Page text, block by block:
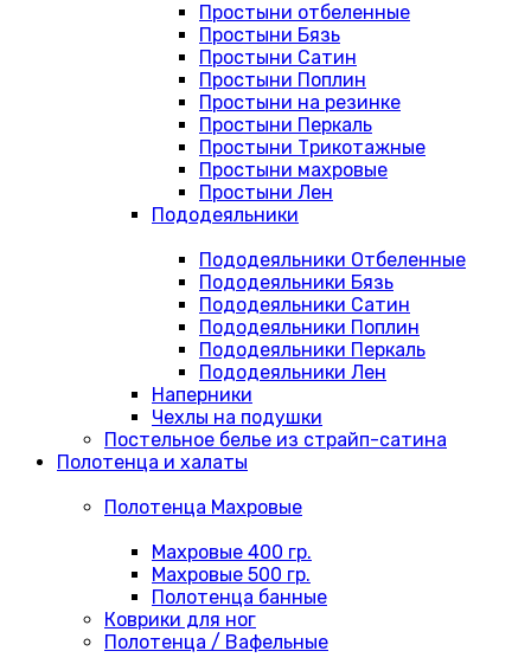
Простыни отбеленные
Простыни Бязь
Простыни Сатин
Простыни Поплин
Простыни на резинке
Простыни Перкаль
Простыни Трикотажные
Простыни махровые
Простыни Лен
Пододеяльники
Пододеяльники Отбеленные
Пододеяльники Бязь
Пододеяльники Сатин
Пододеяльники Поплин
Пододеяльники Перкаль
Пододеяльники Лен
Наперники
Чехлы на подушки
Постельное белье из страйп-сатина
Полотенца и халаты
Полотенца Махровые
Махровые 400 гр.
Махровые 500 гр.
Полотенца банные
Коврики для ног
Полотенца / Вафельные